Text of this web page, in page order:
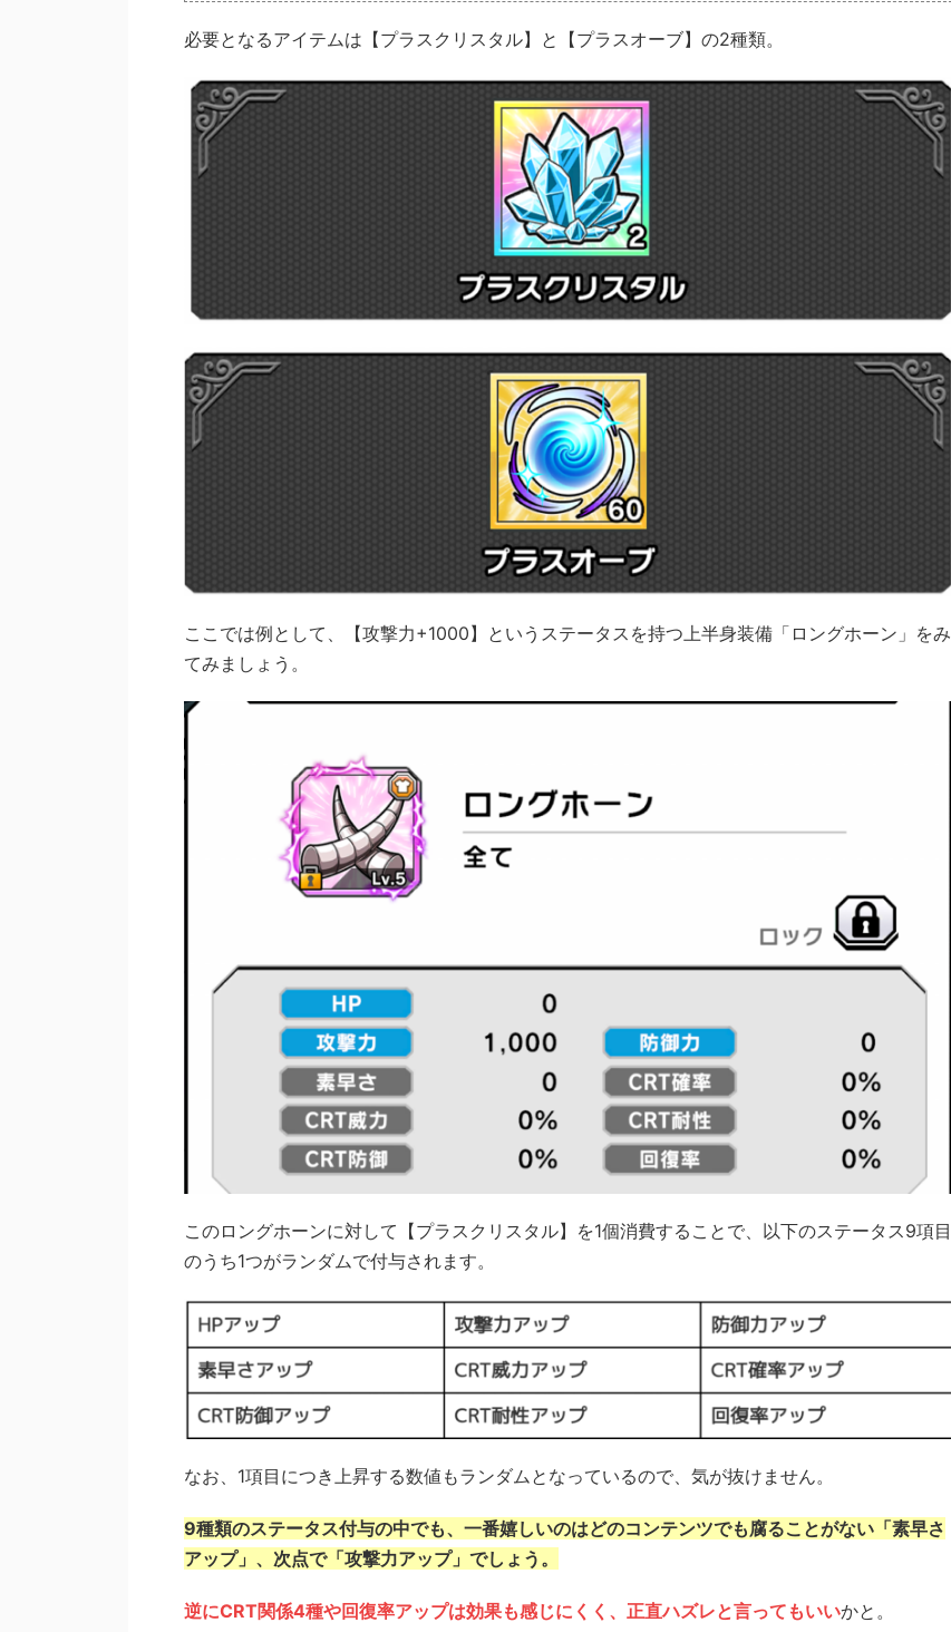
必要となるアイテムは【プラスクリスタル】と【プラスオーブ】の2種類。
ここでは例として、【攻撃力+1000】というステータスを持つ上半身装備「ロングホーン」をみ
てみましょう。
このロングホーンに対して【プラスクリスタル】を1個消費することで、以下のステータス9項目
のうち1つがランダムで付与されます。
なお、1項目につき上昇する数値もランダムとなっているので、気が抜けません。
9種類のステータス付与の中でも、一番嬉しいのはどのコンテンツでも腐ることがない「素早さ
アップ」、次点で「攻撃力アップ」でしょう。
逆にCRT関係4種や回復率アップは効果も感じにくく、正直ハズレと言ってもいいかと。